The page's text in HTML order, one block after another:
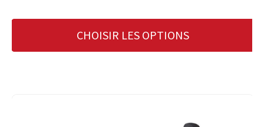
CHOISIR LES OPTIONS